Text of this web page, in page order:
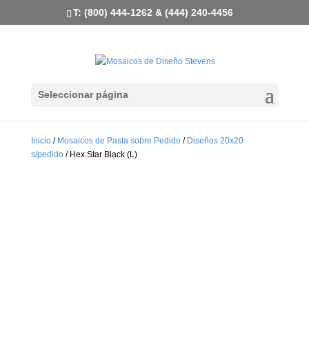
T: (800) 444-1262 & (444) 240-4456
Seleccionar página
Inicio/ Mosaicos de Pasta sobre Pedido/ Diseños 20x20
s/pedido/ Hex Star Black (L)